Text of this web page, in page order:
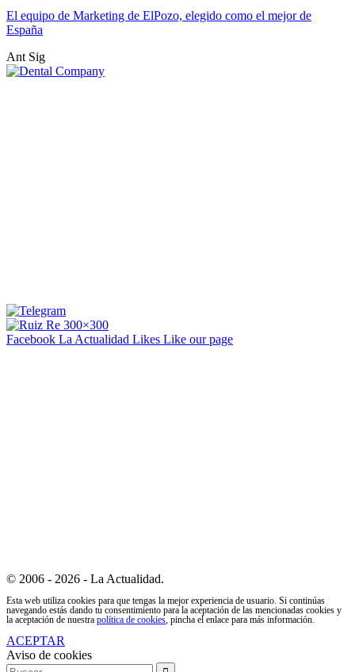
El equipo de Marketing de ElPozo, elegido como el mejor de
España
Ant Sig
Facebook La Actualidad Likes Like our page
© 2006 - 2026 - La Actualidad.
Esta web utiliza cookies para que tengas la mejor experiencia de usuario. Si continúas
navegando estás dando tu consentimiento para la aceptación de las mencionadas cookies y
la aceptación de nuestra política de cookies, pincha el enlace para más información.
ACEPTAR
Aviso de cookies